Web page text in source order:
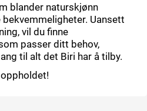
blander naturskjønn
Uansett
vil du finne
passer ditt behov,
til alt det Biri har å tilby.